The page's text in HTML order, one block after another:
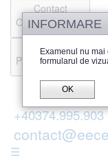
Contact
Offline si Online
Recenzii
Parerea publicului
+40374.995.903
☰
INFORMARE
Examenul nu
formularul de
OK